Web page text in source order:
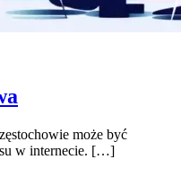
może być
w internecie. […]